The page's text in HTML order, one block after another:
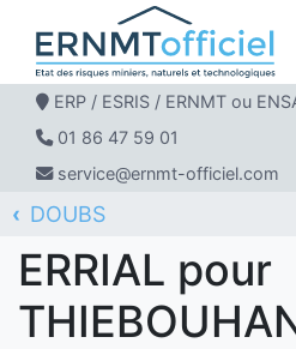
ERP / ESRIS / ERNMT ou
01 86 47 59 01
service@ernmt-officiel.com
ERNMT Officiel
ERRIAL
DOUBS
THIEBOUHANS
ERRIAL pour